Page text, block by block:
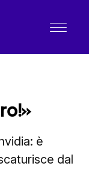
è
dal